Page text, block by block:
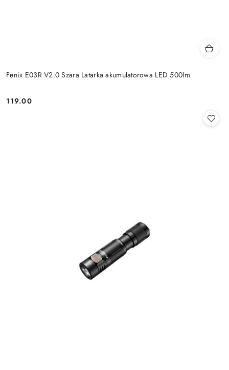
Fenix E03R V2.0 Szara Latarka akumulatorowa LED 500lm
Cena:
119.00